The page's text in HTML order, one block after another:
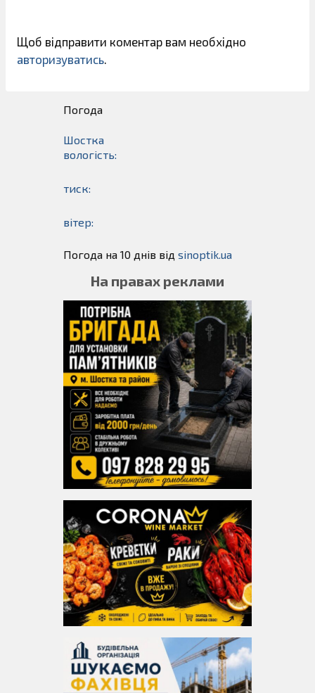
Щоб відправити коментар вам необхідно
авторизуватись.
Погода
Шостка
вологість:
тиск:
вітер:
Погода на 10 днів від sinoptik.ua
На правах реклами